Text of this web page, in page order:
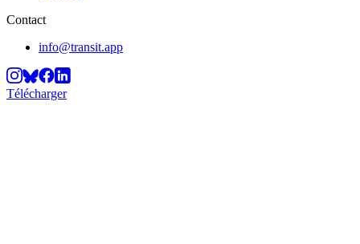
Contact
info@transit.app
Télécharger